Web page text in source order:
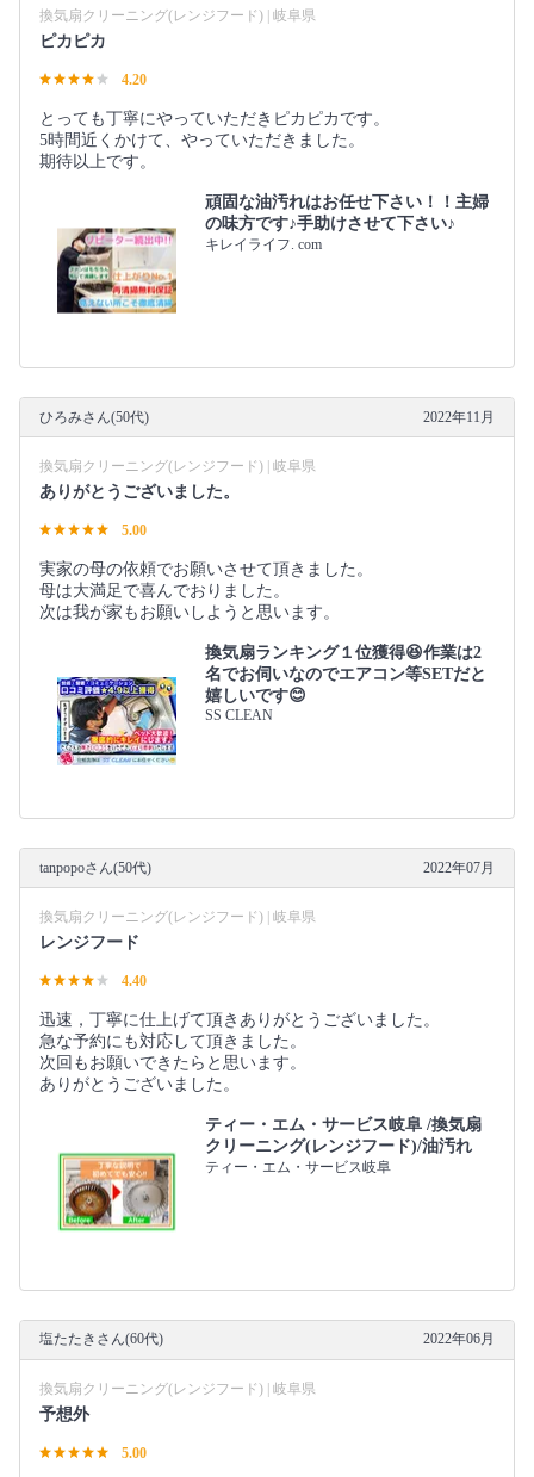
換気扇クリーニング(レンジフード) | 岐阜県
ピカピカ
4.20
とっても丁寧にやっていただきピカピカです。
5時間近くかけて、やっていただきました。
期待以上です。
頑固な油汚れはお任せ下さい！！主婦
の味方です♪手助けさせて下さい♪
キレイライフ. com
ひろみさん(50代) 2022年11月
換気扇クリーニング(レンジフード) | 岐阜県
ありがとうございました。
5.00
実家の母の依頼でお願いさせて頂きました。
母は大満足で喜んでおりました。
次は我が家もお願いしようと思います。
換気扇ランキング１位獲得😆作業は2
名でお伺いなのでエアコン等SETだと
嬉しいです😊
SS CLEAN
tanpopoさん(50代) 2022年07月
換気扇クリーニング(レンジフード) | 岐阜県
レンジフード
4.40
迅速，丁寧に仕上げて頂きありがとうございました。
急な予約にも対応して頂きました。
次回もお願いできたらと思います。
ありがとうございました。
ティー・エム・サービス岐阜 /換気扇
クリーニング(レンジフード)/油汚れ
ティー・エム・サービス岐阜
塩たたきさん(60代) 2022年06月
換気扇クリーニング(レンジフード) | 岐阜県
予想外
5.00